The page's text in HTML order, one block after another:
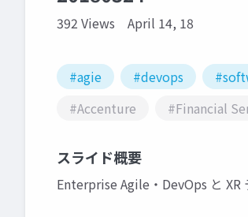
392 Views April 14, 18
#agie #devops
#Accenture
#Financial
スライド概要
Enterprise Agile・DevOps と XR